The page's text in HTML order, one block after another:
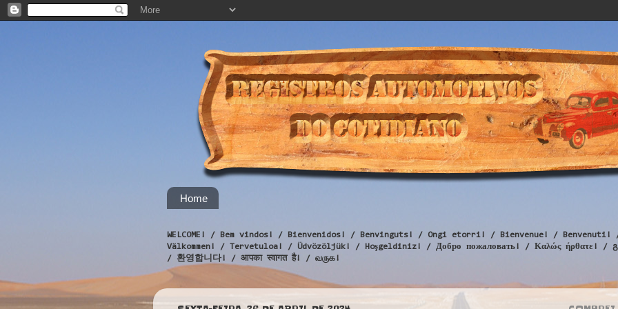
Home
WELCOME! / Bem vindos! / Bienvenidos! / Benvinguts! / Ongi etorri! / Bienvenue! / Benvenuti!
Välkommen! / Tervetuloa! / Üdvözöljük! / Hoşgeldiniz! / Добро пожаловать! / Καλώς ήρθατε! /
/ 환영합니다! / आपका स्वागत है! / வருக!